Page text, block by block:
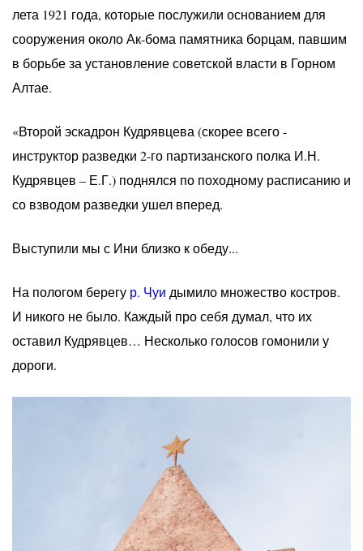
лета 1921 года, которые послужили основанием для
сооружения около Ак-бома памятника борцам, павшим
в борьбе за установление советской власти в Горном
Алтае.
«Второй эскадрон Кудрявцева (скорее всего -
инструктор разведки 2-го партизанского полка И.Н.
Кудрявцев – Е.Г.) поднялся по походному расписанию и
со взводом разведки ушел вперед.
Выступили мы с Ини близко к обеду...
На пологом берегу р. Чуи дымило множество костров.
И никого не было. Каждый про себя думал, что их
оставил Кудрявцев… Несколько голосов гомонили у
дороги.